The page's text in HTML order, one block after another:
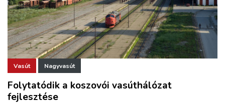
KÖZLEKEDÉSFEJLESZTÉS
ELLÁTÁSI LÁNC
ZÖLDÚT
HAJÓZÁS
Vasút Nagyvasút
Folytatódik a koszovói vasúthálózat
fejlesztése